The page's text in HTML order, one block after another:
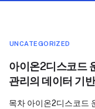
UNCATEGORIZED
아이온2디스코드
관리의 데이터 기
목차 아이온2디스코드